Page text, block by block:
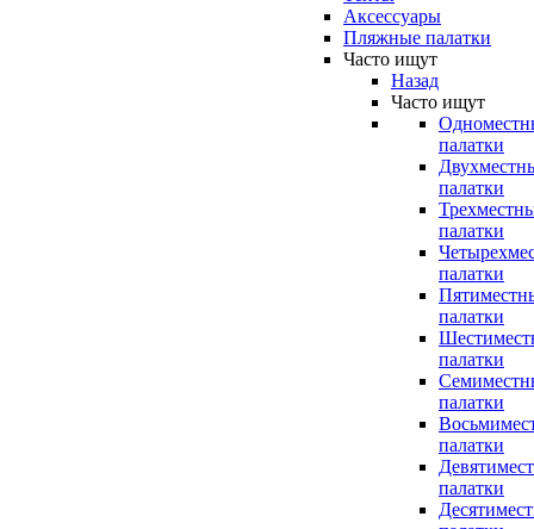
Аксессуары
Пляжные палатки
Часто ищут
Назад
Часто ищут
палатки
палатки
палатки
палатки
палатки
палатки
палатки
палатки
палатки